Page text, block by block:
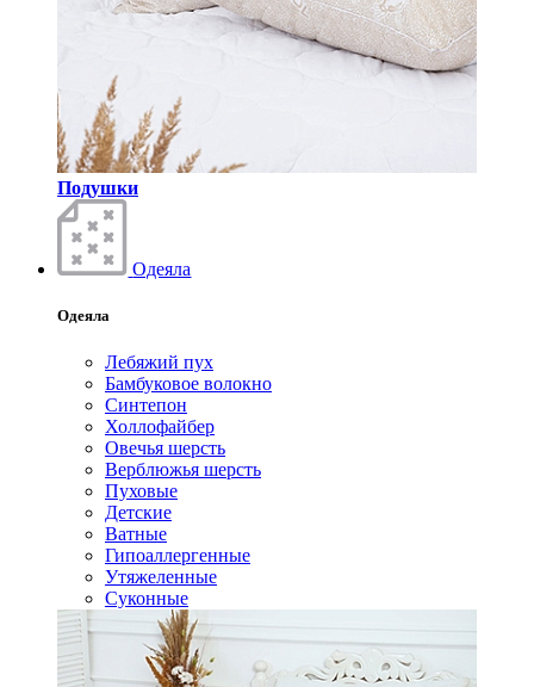
Подушки
Одеяла
Одеяла
Лебяжий пух
Бамбуковое волокно
Синтепон
Холлофайбер
Овечья шерсть
Верблюжья шерсть
Пуховые
Детские
Ватные
Гипоаллергенные
Утяжеленные
Суконные